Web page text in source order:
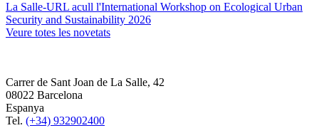
La Salle-URL acull l'International Workshop on Ecological Urban
Security and Sustainability 2026
Veure totes les novetats
Carrer de Sant Joan de La Salle, 42
08022 Barcelona
Espanya
Tel. (+34) 932902400